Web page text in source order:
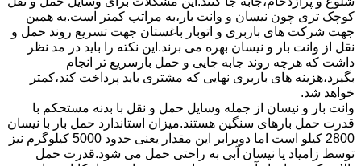
کوچک تری چون نیسان و وانت بار،به مراتب کمتر است.به همین
جهت شرکت های باربری و اتوبار باغستان جهت تسریع روند حمل و
نقل از وانت بار و نیسان بهره می برند.این نکته را باید در مد نظر
داشت که هرچه روند جابه جایی و حمل بارسریع تر انجام
بگیرد،هزینه های باربری نهایی که مشتری باید پرداخت کند،کمتر
خواهد شد.
وانت بار و نیسان از جمله وسایل حمل و نقل با بدنه مستحکم با
قدرت حمل بارهای سنگین هستند.میزان استاندارد حمل بار با نیسان
2800 کیلو است اما دوبرابر این مقدار یعنی حدود 5000 کیلوگرم نیز
توسط زامیاد یا نیسان آبی به راحتی حمل می شود.قدرت حمل